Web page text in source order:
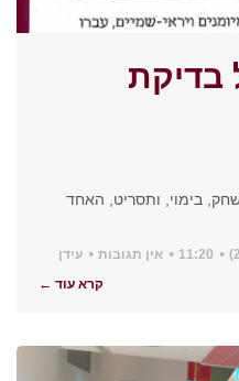
בדיקת
בימוי, ותסריט, האחד
11:20 אין תגובות
עידן
קרא עוד ←